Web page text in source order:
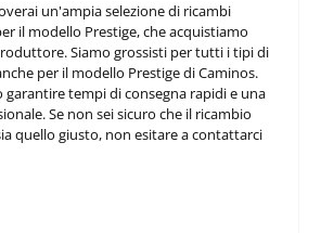
un'ampia selezione di ricambi
il modello Prestige, che acquistiamo
Siamo grossisti per tutti i tipi di
per il modello Prestige di Caminos.
garantire tempi di consegna rapidi e una
Se non sei sicuro che il ricambio
quello giusto, non esitare a contattarci